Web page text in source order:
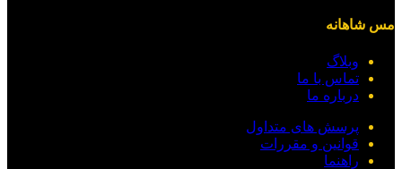
مس شاهانه
وبلاگ
تماس با ما
درباره ما
پرسش های متداول
قوانین و مقررات
راهنما